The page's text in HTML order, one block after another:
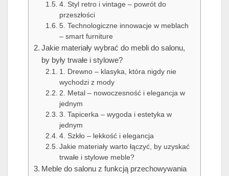
4. Styl retro i vintage – powrót do
przeszłości
5. Technologiczne innowacje w meblach
– smart furniture
Jakie materiały wybrać do mebli do salonu,
by były trwałe i stylowe?
1. Drewno – klasyka, która nigdy nie
wychodzi z mody
2. Metal – nowoczesność i elegancja w
jednym
3. Tapicerka – wygoda i estetyka w
jednym
4. Szkło – lekkość i elegancja
Jakie materiały warto łączyć, by uzyskać
trwałe i stylowe meble?
Meble do salonu z funkcją przechowywania